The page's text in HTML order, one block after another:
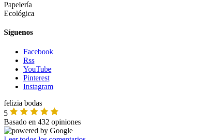
Papelería
Ecológica
Síguenos
Facebook
Rss
YouTube
Pinterest
Instagram
felizia bodas
5
Basado en 432 opiniones